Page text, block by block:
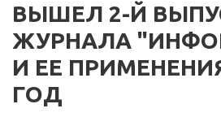
ВЫШЕЛ 2-Й
ЖУРНАЛА
И ЕЕ
ГОД